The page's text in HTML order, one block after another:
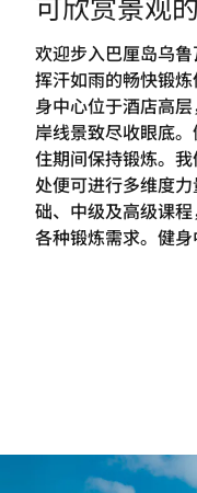
欢迎步入巴厘岛乌
挥汗如雨的畅快锻
身中心位于酒店高
岸线景致尽收眼底
住期间保持锻炼。
处便可进行多维度
础、中级及高级课
各种锻炼需求。健身